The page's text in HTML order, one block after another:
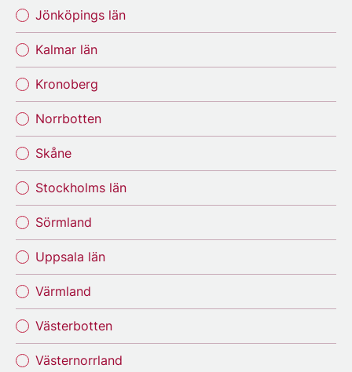
Jönköpings län
Kalmar län
Kronoberg
Norrbotten
Skåne
Stockholms län
Sörmland
Uppsala län
Värmland
Västerbotten
Västernorrland